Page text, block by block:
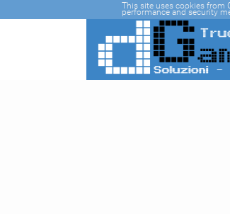
This site uses cookies from
performance and security